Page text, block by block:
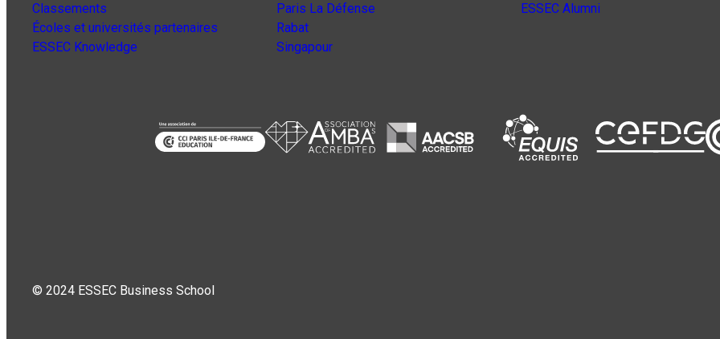
Classements
Écoles et universités partenaires
ESSEC Knowledge
Paris La Défense
Rabat
Singapour
ESSEC Alumni
© 2024 ESSEC Business School